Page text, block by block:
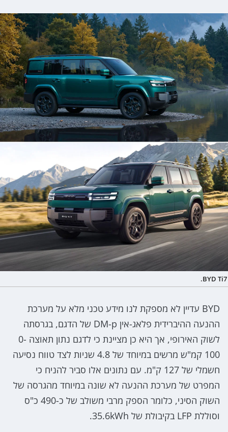
BYD Ti7.
BYD עדיין לא מספקת לנו מידע טכני מלא על מערכת
ההנעה ההיברידית פלאג-אין DM-p של הדגם, בגרסתה
לשוק האירופי, אך היא כן מציינת כי לדגם נתון תאוצה 0-
100 קמ"ש מרשים במיוחד של 4.8 שניות לצד טווח נסיעה
חשמלי של 127 ק"מ. עם נתונים אלו סביר להניח כי
המפרט של מערכת ההנעה לא שונה במיוחד מהגרסה של
השוק הסיני, כלומר הספק מרבי משולב של כ-490 כ"ס
וסוללת LFP בקיבולת של 35.6kWh.